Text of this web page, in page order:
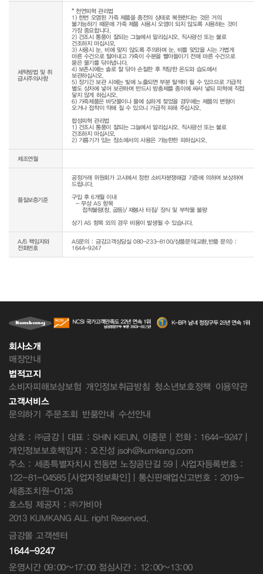
세탁방법 및 취
급시주의사항
* 천연피혁 관리법
1) 한번 오염된 가죽 제품을 종전의 상태로 복원한다는 것은 거의
불가능하기 때문에 가죽 제품 사용시 오염이 되지 않도록 사용하는 것이
가장 중요합니다.
2) 건조시 통풍이 잘되는 그늘에서 말리십시오. 직사광선 또는 불로
건조하지 마십시오.
3) 사용시 눈, 비에 맞지 않도록 주의하며 눈, 비를 맞았을 시는 가볍게
마른 수건으로 털어내고 가죽이 수분을 빨아들이기 전에 마른 수건으로
묻은 물기를 닦아냅니다.
4) 보존시에는 솔로 잘 닦아 손질한 후 적당한 온도와 습도에서
보관하십시오.
5) 장기간 보관 시에는 빛에 노출되면 부분 탈색이 될 수 있으므로 가급적
별도 상자에 넣어 보관하며 반드시 방충제를 종이에 싸서 넣되 피혁에 직접
닿지 않게 하십시오.
6) 가죽제품은 바닷물이나 물에 심하게 젖었을 경우에는 제품의 변형이
오거나 접착이 약해 질 수 있으니 가급적 피해 주십시오.
합성피혁 관리법
1) 건조시 통풍이 잘되는 그늘에서 말리십시오. 직사광선 또는 불로
건조하지 마십시오.
제조연월
품질보증기준
공정거래 위원회가 고시에서 정한 소비자분쟁해결 기준에 의하여 보상하여
드립니다.
구입 후 6개월 이내
  - 무상 AS 항목
상기 AS 항목 외의 경우 비용이 발생될 수 있습니다.
A/S 책임자와
전화번호
AS문의 : 금강고객상담실 080-233-8100/상품문의(교환,반품 문의) :
1644-9247
회사소개
매장안내
법적고지
소비자피해보상보험 개인정보취급방침 청소년보호정책 이용약관
고객서비스
문의하기 주문조회 반품안내 수선안내
상호 : ㈜금강 | 대표 : SHIN KIEUN, 이종문 | 전화 : 1644-9247 |
개인정보보호책임자 : 오진성 jsoh@kumkang.com
주소 : 세종특별자치시 전동면 노장공단길 59 | 사업자등록번호 :
122-81-04585 [사업자정보확인] | 통신판매업신고번호 : 2019-
세종조치원-0126
호스팅 제공자 : ㈜가비아
2013 KUMKANG ALL right Reserved.
금강몰 고객센터
1644-9247
운영시간 09:00~17:00 점심시간 : 12:00~13:00